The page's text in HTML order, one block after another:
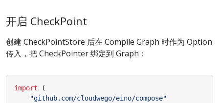
开启 CheckPoint
创建 CheckPointStore 后在 Compile Graph 时作为 Option
传入，把 CheckPointer 绑定到 Graph：
import
(
"github.com/cloudwego/eino/compose"